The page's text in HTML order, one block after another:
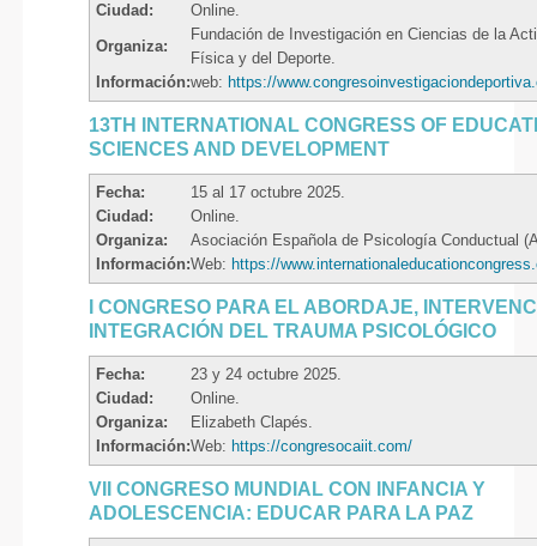
Ciudad:
Online.
Organiza:
Fundación de Investigación en Ciencias de la
Física y del Deporte.
Información:web: https://
13TH INTERNATIONAL CONGRESS OF
SCIENCES AND DEVELOPMENT
Fecha:
15 al 17 octubre 2025.
Ciudad:
Online.
Organiza:
Asociación Española de Psicología Conductual
Información:Web: https://
I CONGRESO PARA EL ABORDAJE,
INTEGRACIÓN DEL TRAUMA PSICOLÓGICO
Fecha:
23 y 24 octubre 2025.
Ciudad:
Online.
Organiza:
Elizabeth Clapés.
Información:Web: https://congresocaiit.com/
VII CONGRESO MUNDIAL CON INFANCIA Y
ADOLESCENCIA: EDUCAR PARA LA PAZ